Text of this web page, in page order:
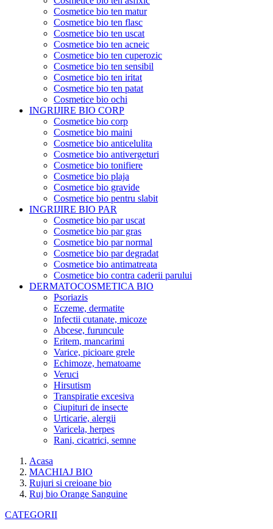
Cosmetice bio ten matur
Cosmetice bio ten flasc
Cosmetice bio ten uscat
Cosmetice bio ten acneic
Cosmetice bio ten cuperozic
Cosmetice bio ten sensibil
Cosmetice bio ten iritat
Cosmetice bio ten patat
Cosmetice bio ochi
INGRIJIRE BIO CORP
Cosmetice bio corp
Cosmetice bio maini
Cosmetice bio anticelulita
Cosmetice bio antivergeturi
Cosmetice bio tonifiere
Cosmetice bio plaja
Cosmetice bio gravide
Cosmetice bio pentru slabit
INGRIJIRE BIO PAR
Cosmetice bio par uscat
Cosmetice bio par gras
Cosmetice bio par normal
Cosmetice bio par degradat
Cosmetice bio antimatreata
Cosmetice bio contra caderii parului
DERMATOCOSMETICA BIO
Psoriazis
Eczeme, dermatite
Infectii cutanate, micoze
Abcese, furuncule
Eritem, mancarimi
Varice, picioare grele
Echimoze, hematoame
Veruci
Hirsutism
Transpiratie excesiva
Ciupituri de insecte
Urticarie, alergii
Varicela, herpes
Rani, cicatrici, semne
Acasa
MACHIAJ BIO
Rujuri si creioane bio
Ruj bio Orange Sanguine
CATEGORII